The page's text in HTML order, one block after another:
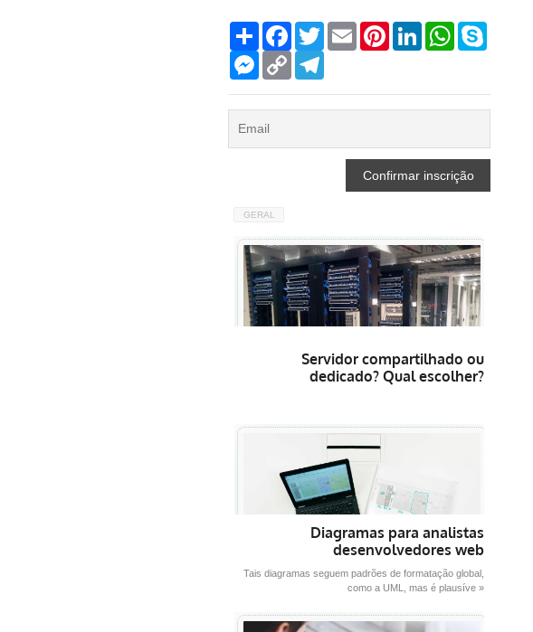
Compartilhar
Facebook
TwitterEmailPinterestLinkedInWhatsApp
Messenger
Copy
Link
GERAL
Servidor compartilhado ou
dedicado? Qual escolher?
Diagramas para analistas
desenvolvedores web
Tais diagramas seguem padrões de formatação global,
como a UML, mas é plausíve »